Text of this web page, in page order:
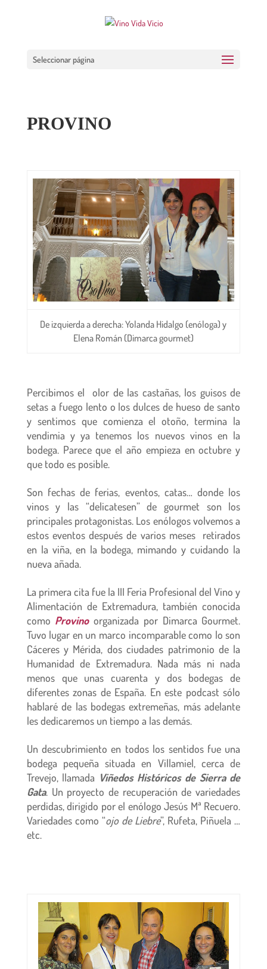
Seleccionar página
PROVINO
De izquierda a derecha: Yolanda Hidalgo (enóloga) y
Elena Román (Dimarca gourmet)
Percibimos el olor de las castañas, los guisos de
setas a fuego lento o los dulces de hueso de santo
y sentimos que comienza el otoño, termina la
vendimia y ya tenemos los nuevos vinos en la
bodega. Parece que el año empieza en octubre y
que todo es posible.
Son fechas de ferias, eventos, catas… donde los
vinos y las “delicatesen” de gourmet son los
principales protagonistas. Los enólogos volvemos a
estos eventos después de varios meses retirados
en la viña, en la bodega, mimando y cuidando la
nueva añada.
La primera cita fue la III Feria Profesional del Vino y
Alimentación de Extremadura, también conocida
como Provino organizada por Dimarca Gourmet.
Tuvo lugar en un marco incomparable como lo son
Cáceres y Mérida, dos ciudades patrimonio de la
Humanidad de Extremadura. Nada más ni nada
menos que unas cuarenta y dos bodegas de
diferentes zonas de España. En este podcast sólo
hablaré de las bodegas extremeñas, más adelante
les dedicaremos un tiempo a las demás.
Un descubrimiento en todos los sentidos fue una
bodega pequeña situada en Villamiel, cerca de
Trevejo, llamada Viñedos Históricos de Sierra de
Gata. Un proyecto de recuperación de variedades
perdidas, dirigido por el enólogo Jesús Mª Recuero.
Variedades como “ojo de Liebre”, Rufeta, Piñuela …
etc.